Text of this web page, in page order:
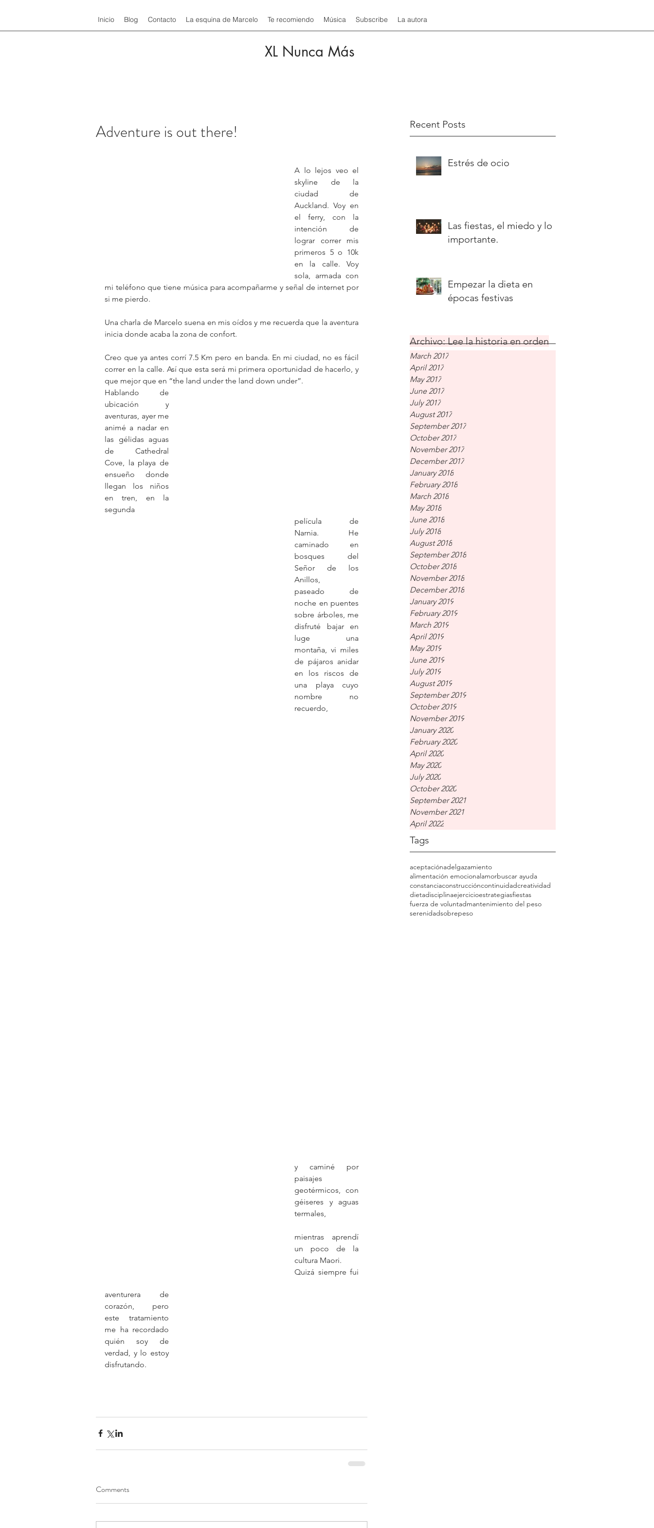
Inicio Blog Contacto La esquina de Marcelo Te recomiendo Música Subscribe La autora
XL Nunca Más
Recent Posts
Estrés de ocio
Las fiestas, el miedo y lo
importante.
Empezar la dieta en
épocas festivas
Archivo: Lee la historia en orden
March 2017
April 2017
May 2017
June 2017
July 2017
August 2017
September 2017
October 2017
November 2017
December 2017
January 2018
February 2018
March 2018
May 2018
June 2018
July 2018
August 2018
September 2018
October 2018
November 2018
December 2018
January 2019
February 2019
March 2019
April 2019
May 2019
June 2019
July 2019
August 2019
September 2019
October 2019
November 2019
January 2020
February 2020
April 2020
May 2020
July 2020
October 2020
September 2021
November 2021
April 2022
Tags
aceptaciónadelgazamiento
alimentación emocionalamorbuscar ayuda
constanciaconstruccióncontinuidadcreatividad
dietadisciplinaejercicioestrategiasfiestas
fuerza de voluntadmantenimiento del peso
serenidadsobrepeso
Adventure is out there!
A lo lejos veo el
skyline de la
ciudad de
Auckland. Voy en
el ferry, con la
intención de
lograr correr mis
primeros 5 o 10k
en la calle. Voy
sola, armada con
mi teléfono que tiene música para acompañarme y señal de internet por
si me pierdo.
Una charla de Marcelo suena en mis oídos y me recuerda que la aventura
inicia donde acaba la zona de confort.
Creo que ya antes corrí 7.5 Km pero en banda. En mi ciudad, no es fácil
correr en la calle. Así que esta será mi primera oportunidad de hacerlo, y
que mejor que en “the land under the land down under”.
Hablando de
ubicación y
aventuras, ayer me
animé a nadar en
las gélidas aguas
de Cathedral
Cove, la playa de
ensueño donde
llegan los niños
en tren, en la
segunda
película de
Narnia. He
caminado en
bosques del
Señor de los
Anillos,
paseado de
noche en puentes
sobre árboles, me
disfruté bajar en
luge una
montaña, vi miles
de pájaros anidar
en los riscos de
una playa cuyo
nombre no
recuerdo,
y caminé por
paisajes
geotérmicos, con
géiseres y aguas
termales,
mientras aprendí
un poco de la
cultura Maori.
Quizá siempre fui
aventurera de
corazón, pero
este tratamiento
me ha recordado
quién soy de
verdad, y lo estoy
disfrutando.
Comments